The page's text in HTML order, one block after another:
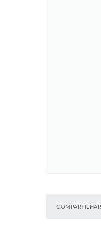
COMPARTILHAR